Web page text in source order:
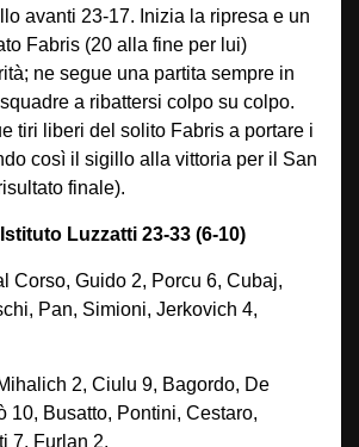
avanti 23-17. Inizia la ripresa e un
Fabris (20 alla fine per lui)
ne segue una partita sempre in
a ribattersi colpo su colpo.
tiri liberi del solito Fabris a portare i
così il sigillo alla vittoria per il San
finale).
Luzzatti 23-33 (6-10)
Corso, Guido 2, Porcu 6, Cubaj,
Pan, Simioni, Jerkovich 4,
2, Ciulu 9, Bagordo, De
10, Busatto, Pontini, Cestaro,
7, Furlan 2.